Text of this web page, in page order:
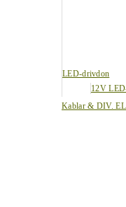
LED-drivdon
12V
Kablar & DIV.